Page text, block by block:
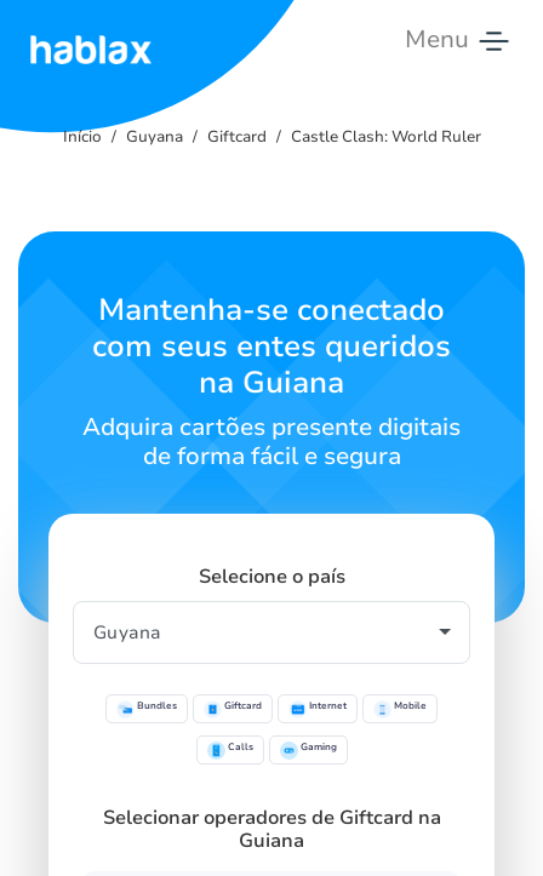
Menu
Tarifas
Contate-
Início Guyana Giftcard Castle Clash: World Ruler
Mantenha-se conectado
com seus entes queridos
na Guiana
Adquira cartões presente digitais
de forma fácil e segura
Selecione o país
Bundles Giftcard Internet Mobile
Calls Gaming
Selecionar operadores de Giftcard na
Guiana